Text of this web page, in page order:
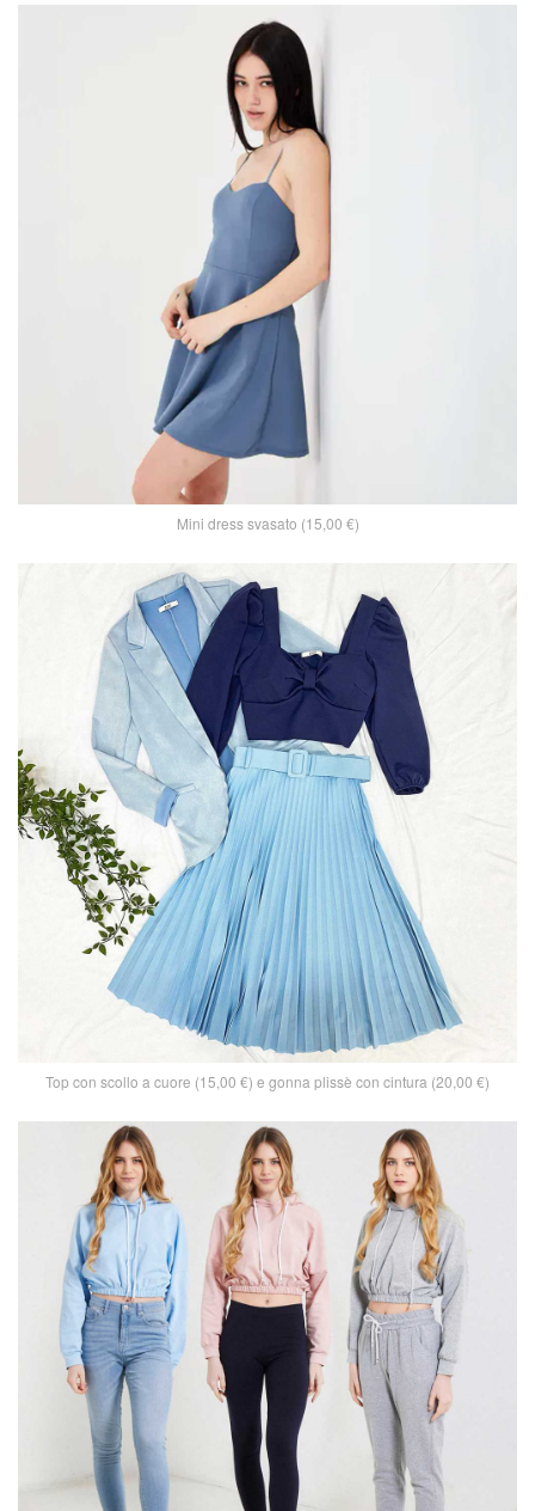
Mini dress svasato (15,00 €)
Top con scollo a cuore (15,00 €) e gonna plissè con cintura (20,00 €)